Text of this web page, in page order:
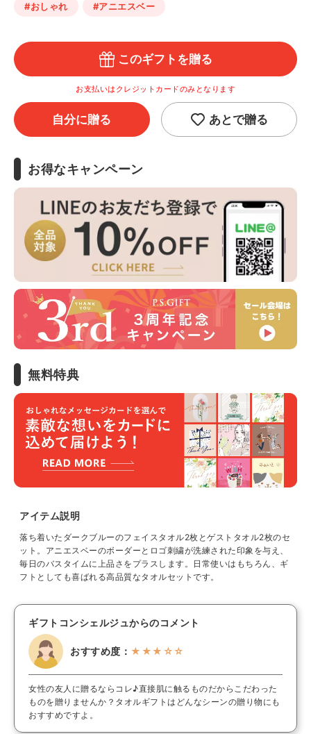
#おしゃれ #アニエスベー
このギフトを贈る
お支払いはクレジットカードのみとなります
自分に贈る あとで贈る
お得なキャンペーン
無料特典
アイテム説明
落ち着いたダークブルーのフェイスタオル2枚とゲストタオル2枚のセ
ット。アニエスベーのボーダーとロゴ刺繍が洗練された印象を与え、
毎日のバスタイムに上品さをプラスします。日常使いはもちろん、ギ
フトとしても喜ばれる高品質なタオルセットです。
ギフトコンシェルジュからのコメント
おすすめ度： ★★★☆☆
女性の友人に贈るならコレ♪直接肌に触るものだからこだわった
ものを贈りませんか？タオルギフトはどんなシーンの贈り物にも
おすすめですよ。